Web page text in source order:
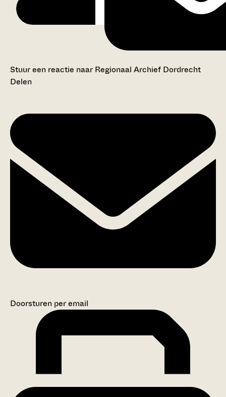
Stuur een reactie naar Regionaal Archief Dordrecht
Delen
Doorsturen per email